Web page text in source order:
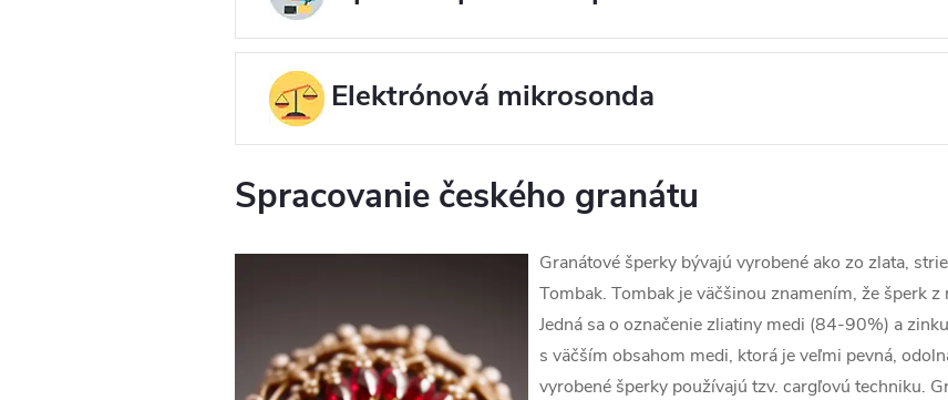
Elektrónová mikrosonda
Spracovanie českého granátu
Granátové šperky bývajú vyrobené ako zo zlata,
Tombak. Tombak je väčšinou znamením, že šperk
Jedná sa o označenie zliatiny medi (84-90%) a
s väčším obsahom medi, ktorá je veľmi pevná,
vyrobené šperky používajú tzv. cargľovú techniku.